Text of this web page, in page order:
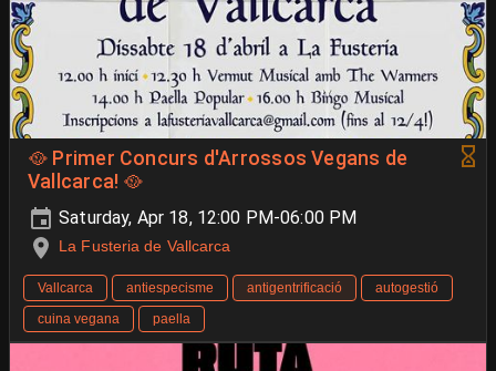
🥘 Primer Concurs d'Arrossos Vegans de
Vallcarca! 🥘
Saturday, Apr 18, 12:00 PM-06:00 PM
La Fusteria de Vallcarca
Vallcarca antiespecisme antigentrificació
autogestió
cuina vegana
paella